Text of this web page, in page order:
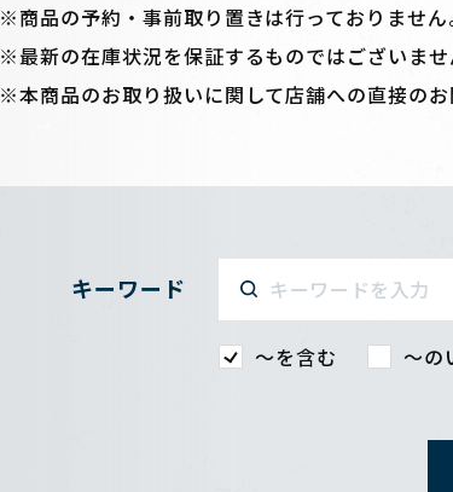
※商品の予約・事前取り置きは行っておりません
※最新の在庫状況を保証するものではございませ
※本商品のお取り扱いに関して店舗への直接のお
キーワード
〜を含む 〜の